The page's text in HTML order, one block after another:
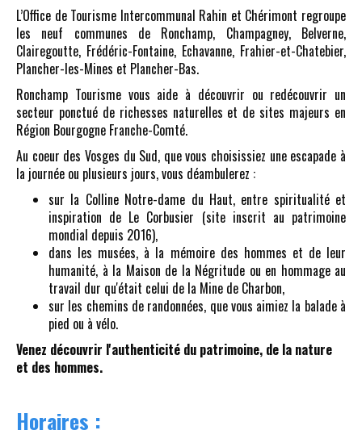
L’Office de Tourisme Intercommunal Rahin et Chérimont regroupe
les neuf communes de Ronchamp, Champagney, Belverne,
Clairegoutte, Frédéric-Fontaine, Echavanne, Frahier-et-Chatebier,
Plancher-les-Mines et Plancher-Bas.
Ronchamp Tourisme vous aide à découvrir ou redécouvrir un
secteur ponctué de richesses naturelles et de sites majeurs en
Région Bourgogne Franche-Comté.
Au coeur des Vosges du Sud, que vous choisissiez une escapade à
la journée ou plusieurs jours, vous déambulerez :
sur la Colline Notre-dame du Haut, entre spiritualité et
inspiration de Le Corbusier (site inscrit au patrimoine
mondial depuis 2016),
dans les musées, à la mémoire des hommes et de leur
humanité, à la Maison de la Négritude ou en hommage au
travail dur qu'était celui de la Mine de Charbon,
sur les chemins de randonnées, que vous aimiez la balade à
pied ou à vélo.
Venez découvrir l'authenticité du patrimoine, de la nature
et des hommes.
Horaires :